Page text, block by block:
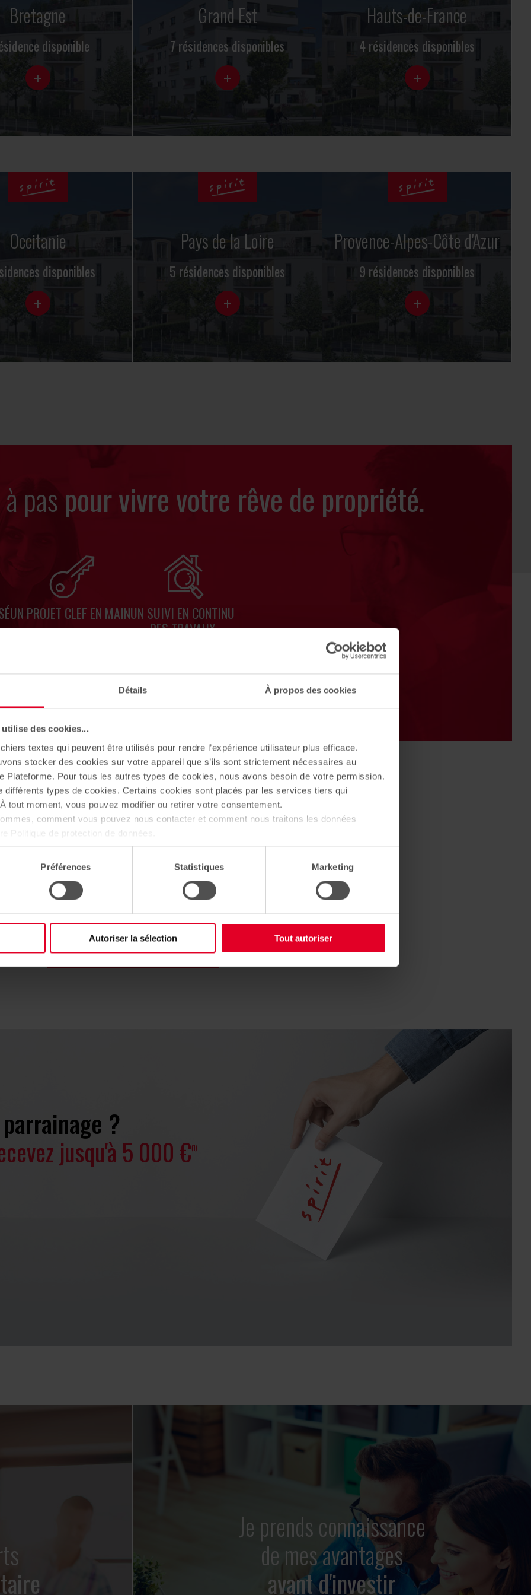
Détails À propos des cookies
des cookies...
textes qui peuvent être utilisés pour rendre l’expérience utilisateur plus efficace.
stocker des cookies sur votre appareil que s’ils sont strictement nécessaires au
Plateforme. Pour tous les autres types de cookies, nous avons besoin de votre permission.
différents types de cookies. Certains cookies sont placés par les services tiers qui
tout moment, vous pouvez modifier ou retirer votre consentement.
comment vous pouvez nous contacter et comment nous traitons les données
Politique de protection de données.
Préférences Statistiques Marketing
Autoriser la sélection Tout autoriser
Bretagne
disponible
+
Grand Est
7 résidences disponibles
+
Hauts-de-France
4 résidences disponibles
+
Occitanie
disponibles
+
Pays de la Loire
5 résidences disponibles
+
Provence-Alpes-Côte d'Azur
9 résidences disponibles
+
paspour vivre votre rêve de propriété.
UN PROJET CLEF EN MAINUN SUIVI EN CONTINU
DES TRAVAUX
appart ?
la concrétiser
originales ou classiques,
Voir tous nos programmes
?
jusqu'à 5 000 €(1)
Je prends connaissance
de mes avantages
avant d'investir